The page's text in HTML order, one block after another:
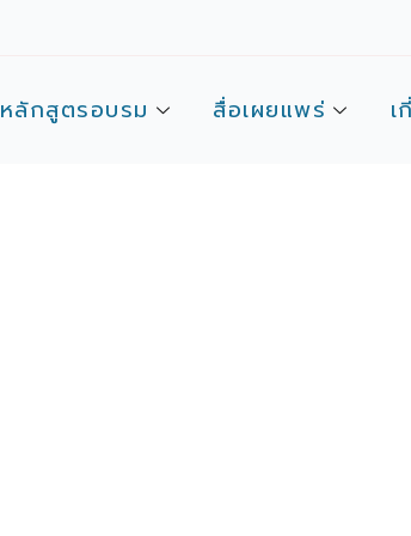
หลักสูตรอบรม สื่อเผยแพร่ เ